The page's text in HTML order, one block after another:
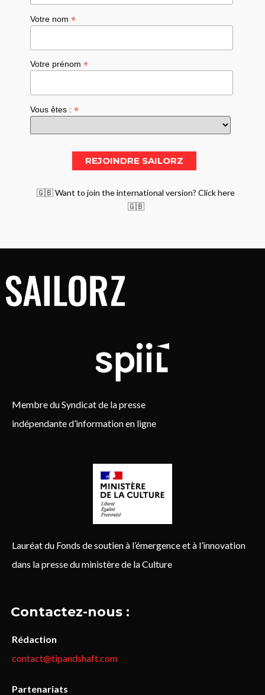
Votre nom*
Votre prénom*
Vous êtes :*
🇬🇧 Want to join the international version? Click here
🇬🇧
Membre du Syndicat de la presse
indépendante d’information en ligne
Lauréat du Fonds de soutien à l’émergence et à l’innovation
dans la presse du ministère de la Culture
Contactez-nous :
Rédaction
contact@tipandshaft.com
Partenariats